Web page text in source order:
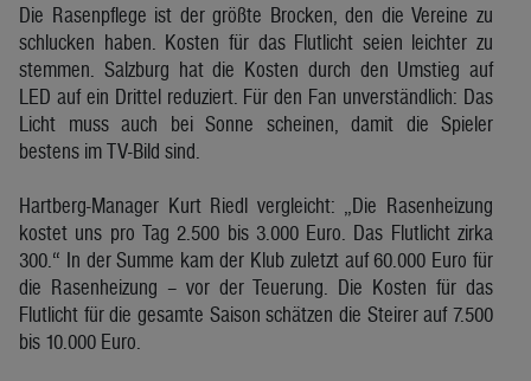
Die Rasenpflege ist der größte Brocken, den die Vereine zu
schlucken haben. Kosten für das Flutlicht seien leichter zu
stemmen. Salzburg hat die Kosten durch den Umstieg auf
LED auf ein Drittel reduziert. Für den Fan unverständlich: Das
Licht muss auch bei Sonne scheinen, damit die Spieler
bestens im TV-Bild sind.
Hartberg-Manager Kurt Riedl vergleicht: „Die Rasenheizung
kostet uns pro Tag 2.500 bis 3.000 Euro. Das Flutlicht zirka
300.“ In der Summe kam der Klub zuletzt auf 60.000 Euro für
die Rasenheizung – vor der Teuerung. Die Kosten für das
Flutlicht für die gesamte Saison schätzen die Steirer auf 7.500
bis 10.000 Euro.